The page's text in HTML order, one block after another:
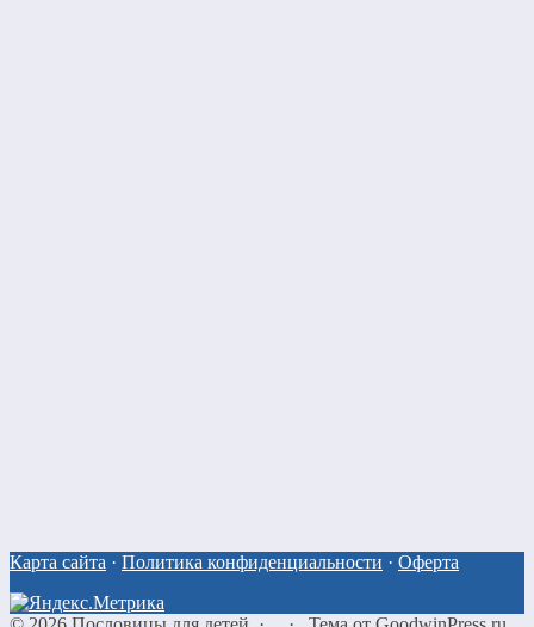
Карта сайта · Политика конфиденциальности · Оферта